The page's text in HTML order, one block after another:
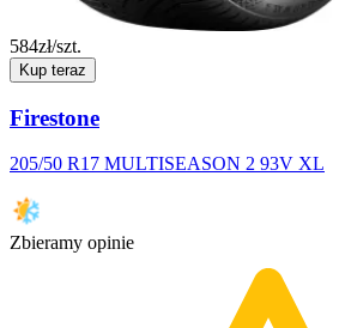
584zł/szt.
Kup teraz
Firestone
205/50 R17 MULTISEASON 2 93V XL
Zbieramy opinie